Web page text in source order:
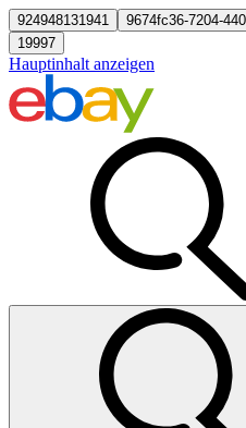
924948131941
9674fc36-7204-
19997
Hauptinhalt anzeigen